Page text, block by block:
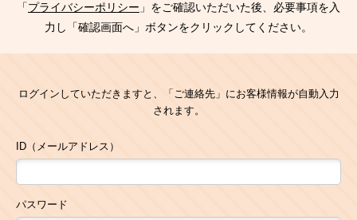
「プライバシーポリシー 」をご確認いただいた後、必要事項を入
力し「確認画面へ」ボタンをクリックしてください。
ログインしていただきますと、「ご連絡先」にお客様情報が自動入力
されます。
ID（メールアドレス）
パスワード